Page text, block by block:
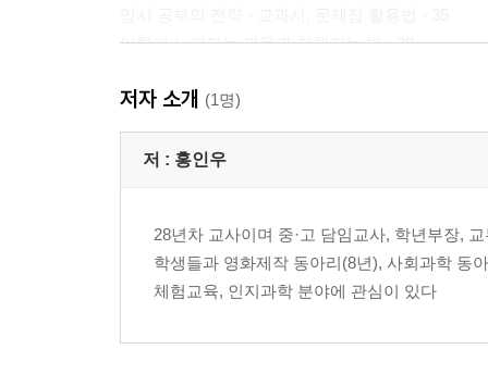
어렵게 느껴지는 과목과 친해지는 법 - 38
마음 근육을 강화하라2 - 근성이 있는가, GRIT - 42
융합의 시대, 융합적으로 사고하라 - 문 · 이과의 구
학교 알리미를 활용하라 - 50
학교 홈페이지를 활용하라 - 53
저자 소개 (1명)
저 : 홍인우
28년차 교사이며 중·고 담임교사, 학년부장,
학생들과 영화제작 동아리(8년), 사회과학 동
체험교육, 인지과학 분야에 관심이 있다